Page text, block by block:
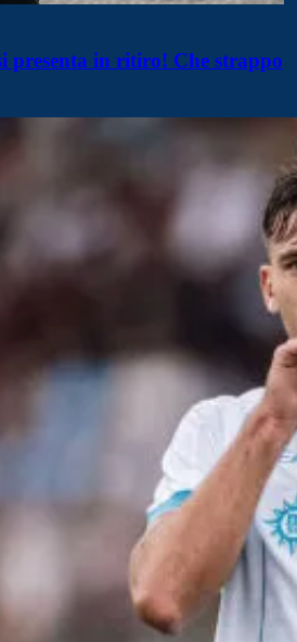
presenta in ritiro! Che strappo